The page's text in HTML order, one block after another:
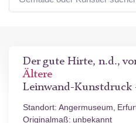
Der gute Hirte, n.d.,
Ältere
Leinwand-Kunstdruck -
Standort: Angermuseum,
Originalmaß: unbekannt